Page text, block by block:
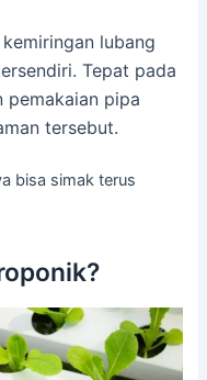
lubang
Tepat pada
pemakaian pipa
tersebut.
bisa simak terus